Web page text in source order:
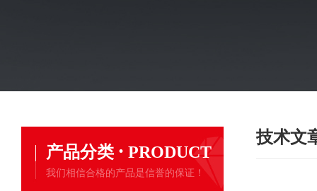
产品分类 · PRODUCT
我们相信合格的产品是信誉的保证！
技术文